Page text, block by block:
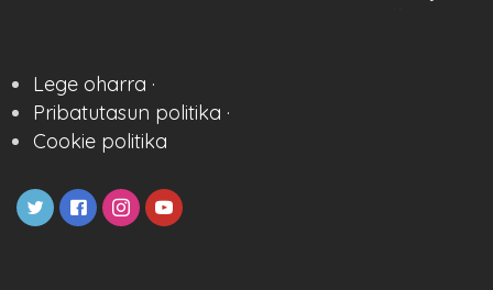
Lege oharra ·
Pribatutasun politika ·
Cookie politika